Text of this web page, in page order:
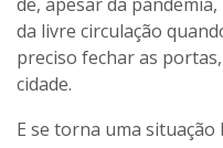
da livre circulação
preciso fechar as
cidade.
E se torna uma